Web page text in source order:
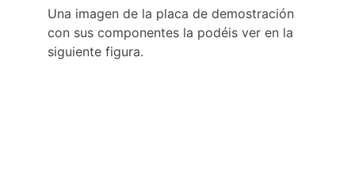
Una imagen de la placa de demostración
con sus componentes la podéis ver en la
siguiente figura.